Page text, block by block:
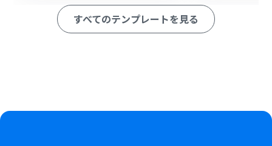
ださい。
すべてのテンプレートを見る